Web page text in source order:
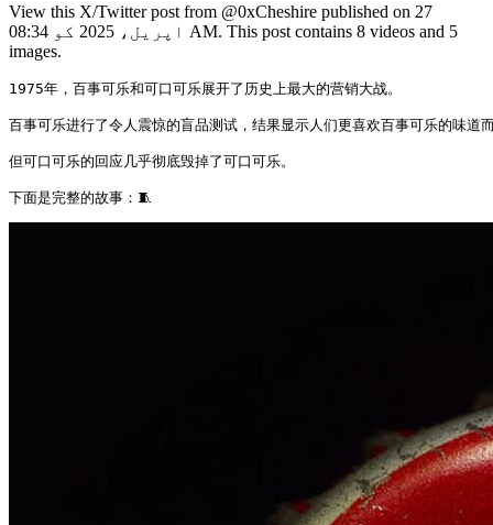
View this X/Twitter post from @0xCheshire published on 27
اپریل، 2025 کو 08:34 AM. This post contains 8 videos and 5
images.
1975年，百事可乐和可口可乐展开了历史上最大的营销大战。
百事可乐进行了令人震惊的盲品测试，结果显示人们更喜欢百事可乐的味
但可口可乐的回应几乎彻底毁掉了可口可乐。
下面是完整的故事：🧵